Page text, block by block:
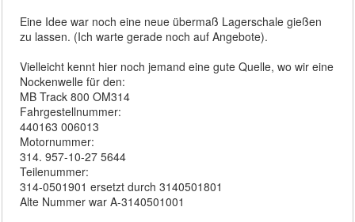
Eine Idee war noch eine neue übermaß Lagerschale gießen
zu lassen. (Ich warte gerade noch auf Angebote).
Vielleicht kennt hier noch jemand eine gute Quelle, wo wir eine
Nockenwelle für den:
MB Track 800 OM314
Fahrgestellnummer:
440163 006013
Motornummer:
314. 957-10-27 5644
Teilenummer:
314-0501901 ersetzt durch 3140501801
Alte Nummer war A-3140501001